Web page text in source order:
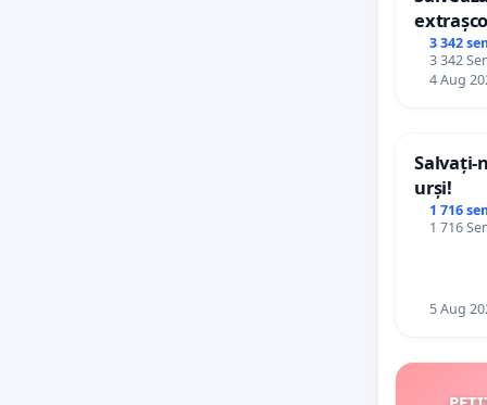
3 342
3 342
4 Aug
Salvați-
urși!
1 716
1 716
5 Aug